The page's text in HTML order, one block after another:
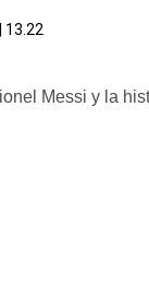
| 13.22